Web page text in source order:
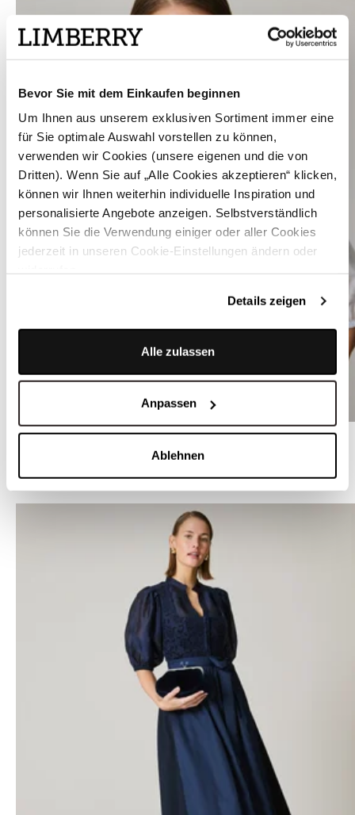
Bevor Sie mit dem Einkaufen beginnen
Um Ihnen aus unserem exklusiven Sortiment immer eine
für Sie optimale Auswahl vorstellen zu können,
verwenden wir Cookies (unsere eigenen und die von
Dritten). Wenn Sie auf „Alle Cookies akzeptieren“ klicken,
können wir Ihnen weiterhin individuelle Inspiration und
personalisierte Angebote anzeigen. Selbstverständlich
können Sie die Verwendung einiger oder aller Cookies
jederzeit in unseren Cookie-Einstellungen ändern oder
Details zeigen
Alle zulassen
Anpassen
Ablehnen
Semi-transparente Bluse in Weiß mit Puffärmel - LIA TRANSPARENT
WEITERE STYLES VON LIMBERRY